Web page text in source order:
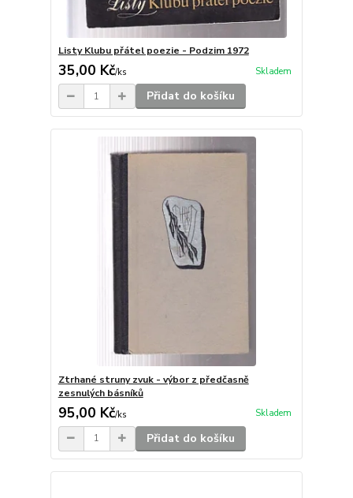
Listy Klubu přátel poezie - Podzim 1972
35,00 Kč/ks Skladem
Přidat do košíku
Ztrhané struny zvuk - výbor z předčasně
zesnulých básníků
95,00 Kč/ks Skladem
Přidat do košíku